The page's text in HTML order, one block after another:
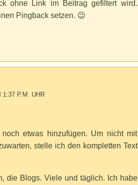
ohne Link im Beitrag gefiltert wird.
Pingback setzen. 😉
P.M. UHR
etwas hinzufügen. Um nicht mit
stelle ich den kompletten Text
die Blogs. Viele und täglich. Ich habe